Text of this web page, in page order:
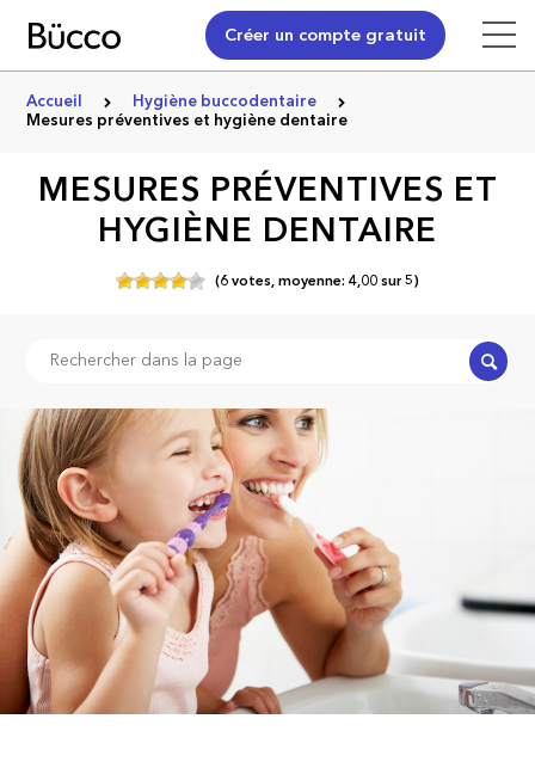
Créer un compte gratuit
Accueil
Hygiène buccodentaire
Mesures préventives et hygiène dentaire
MESURES PRÉVENTIVES ET
HYGIÈNE DENTAIRE
(6 votes, moyenne: 4,00 sur5)